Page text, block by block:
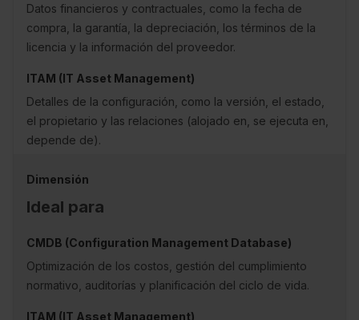
Datos financieros y contractuales, como la fecha de
compra, la garantía, la depreciación, los términos de la
licencia y la información del proveedor.
Detalles de la configuración, como la versión, el estado,
el propietario y las relaciones (alojado en, se ejecuta en,
depende de).
Ideal para
Optimización de los costos, gestión del cumplimiento
normativo, auditorías y planificación del ciclo de vida.